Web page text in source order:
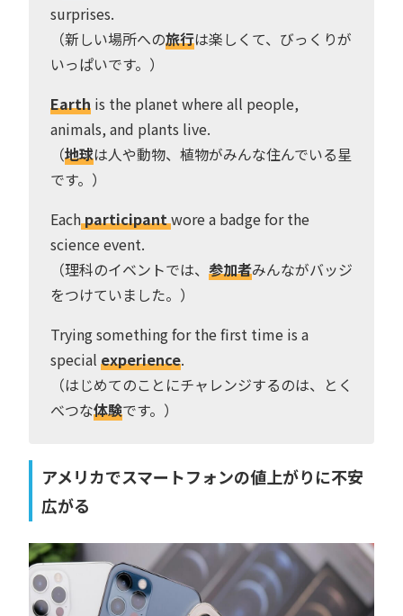
surprises.
（新しい場所への旅行は楽しくて、びっくりが
いっぱいです。）
Earth is the planet where all people,
animals, and plants live.
（地球は人や動物、植物がみんな住んでいる星
です。）
Eachparticipantwore a badge for the
science event.
（理科のイベントでは、 参加者みんながバッジ
をつけていました。）
Trying something for the first time is a
special experience.
（はじめてのことにチャレンジするのは、とく
べつな体験です。）
アメリカでスマートフォンの値上がりに不安
広がる